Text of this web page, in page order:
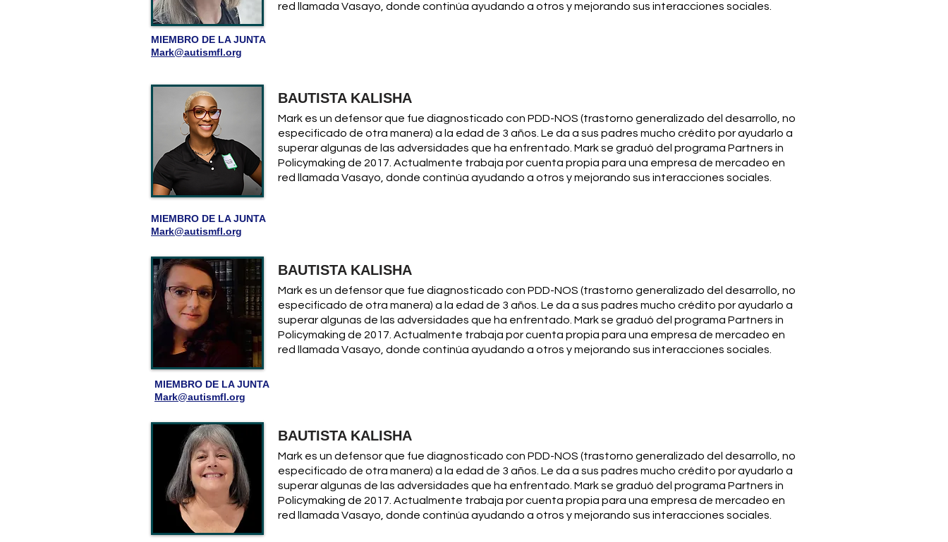
MIEMBRO DE LA JUNTA
Mark@autismfl.org
red llamada Vasayo, donde continúa ayudando a otros y mejorando sus interacciones sociales.
MIEMBRO DE LA JUNTA
Mark@autismfl.org
BAUTISTA KALISHA
Mark es un defensor que fue diagnosticado con PDD-NOS (trastorno generalizado del desarrollo, no
especificado de otra manera) a la edad de 3 años. Le da a sus padres mucho crédito por ayudarlo a
superar algunas de las adversidades que ha enfrentado. Mark se graduó del programa Partners in
Policymaking de 2017. Actualmente trabaja por cuenta propia para una empresa de mercadeo en
red llamada Vasayo, donde continúa ayudando a otros y mejorando sus interacciones sociales.
BAUTISTA KALISHA
MIEMBRO DE LA JUNTA
Mark@autismfl.org
Mark es un defensor que fue diagnosticado con PDD-NOS (trastorno generalizado del desarrollo, no
especificado de otra manera) a la edad de 3 años. Le da a sus padres mucho crédito por ayudarlo a
superar algunas de las adversidades que ha enfrentado. Mark se graduó del programa Partners in
Policymaking de 2017. Actualmente trabaja por cuenta propia para una empresa de mercadeo en
red llamada Vasayo, donde continúa ayudando a otros y mejorando sus interacciones sociales.
BAUTISTA KALISHA
Mark es un defensor que fue diagnosticado con PDD-NOS (trastorno generalizado del desarrollo, no
especificado de otra manera) a la edad de 3 años. Le da a sus padres mucho crédito por ayudarlo a
superar algunas de las adversidades que ha enfrentado. Mark se graduó del programa Partners in
Policymaking de 2017. Actualmente trabaja por cuenta propia para una empresa de mercadeo en
red llamada Vasayo, donde continúa ayudando a otros y mejorando sus interacciones sociales.